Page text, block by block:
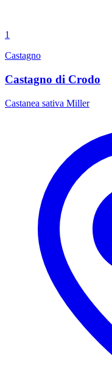
1
Castagno
Castagno di Crodo
Castanea sativa Miller